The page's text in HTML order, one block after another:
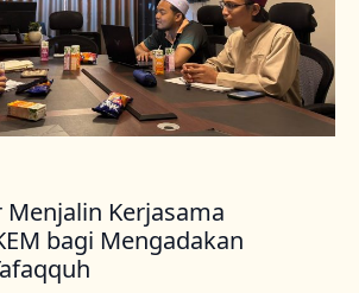
Menjalin Kerjasama
bagi Mengadakan